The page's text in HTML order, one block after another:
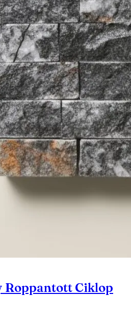
Roppantott Ciklop